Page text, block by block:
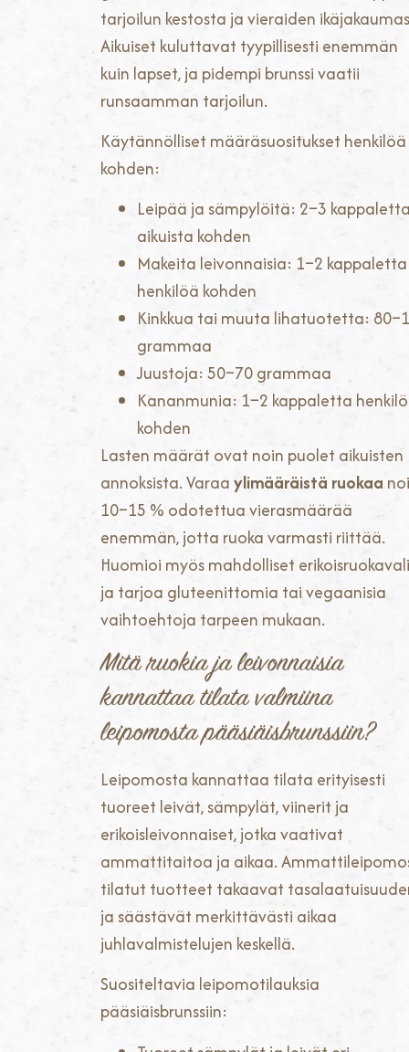
tarjoilun kestosta ja vieraiden
Aikuiset kuluttavat tyypillisesti enemmän
kuin lapset, ja pidempi brunssi vaatii
runsaamman tarjoilun.
Käytännölliset määräsuositukset henkilöä
kohden:
Leipää ja sämpylöitä: 2–3
aikuista kohden
Makeita leivonnaisia: 1–2 kappaletta
henkilöä kohden
Kinkkua tai muuta lihatuotetta:
grammaa
Juustoja: 50–70 grammaa
Kananmunia: 1–2 kappaletta
kohden
Lasten määrät ovat noin puolet aikuisten
annoksista. Varaaylimääräistä ruokaa
10–15 % odotettua vierasmäärää
enemmän, jotta ruoka varmasti riittää.
Huomioi myös mahdolliset
ja tarjoa gluteenittomia tai vegaanisia
vaihtoehtoja tarpeen mukaan.
Mitä ruokia ja leivonnaisia
kannattaa tilata valmiina
leipomosta pääsiäisbrunssiin?
Leipomosta kannattaa tilata erityisesti
tuoreet leivät, sämpylät, viinerit ja
erikoisleivonnaiset, jotka vaativat
ammattitaitoa ja aikaa.
tilatut tuotteet takaavat
ja säästävät merkittävästi aikaa
juhlavalmistelujen keskellä.
Suositeltavia leipomotilauksia
pääsiäisbrunssiin: